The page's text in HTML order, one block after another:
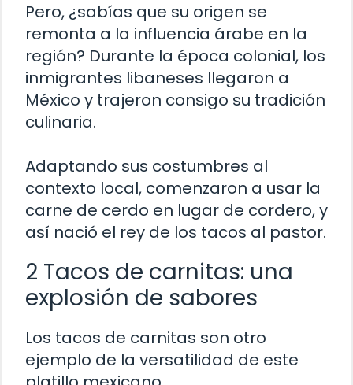
Pero, ¿sabías que su origen se
remonta a la influencia árabe en la
región? Durante la época colonial, los
inmigrantes libaneses llegaron a
México y trajeron consigo su tradición
culinaria.
Adaptando sus costumbres al
contexto local, comenzaron a usar la
carne de cerdo en lugar de cordero, y
así nació el rey de los tacos al pastor.
2 Tacos de carnitas: una
explosión de sabores
Los tacos de carnitas son otro
ejemplo de la versatilidad de este